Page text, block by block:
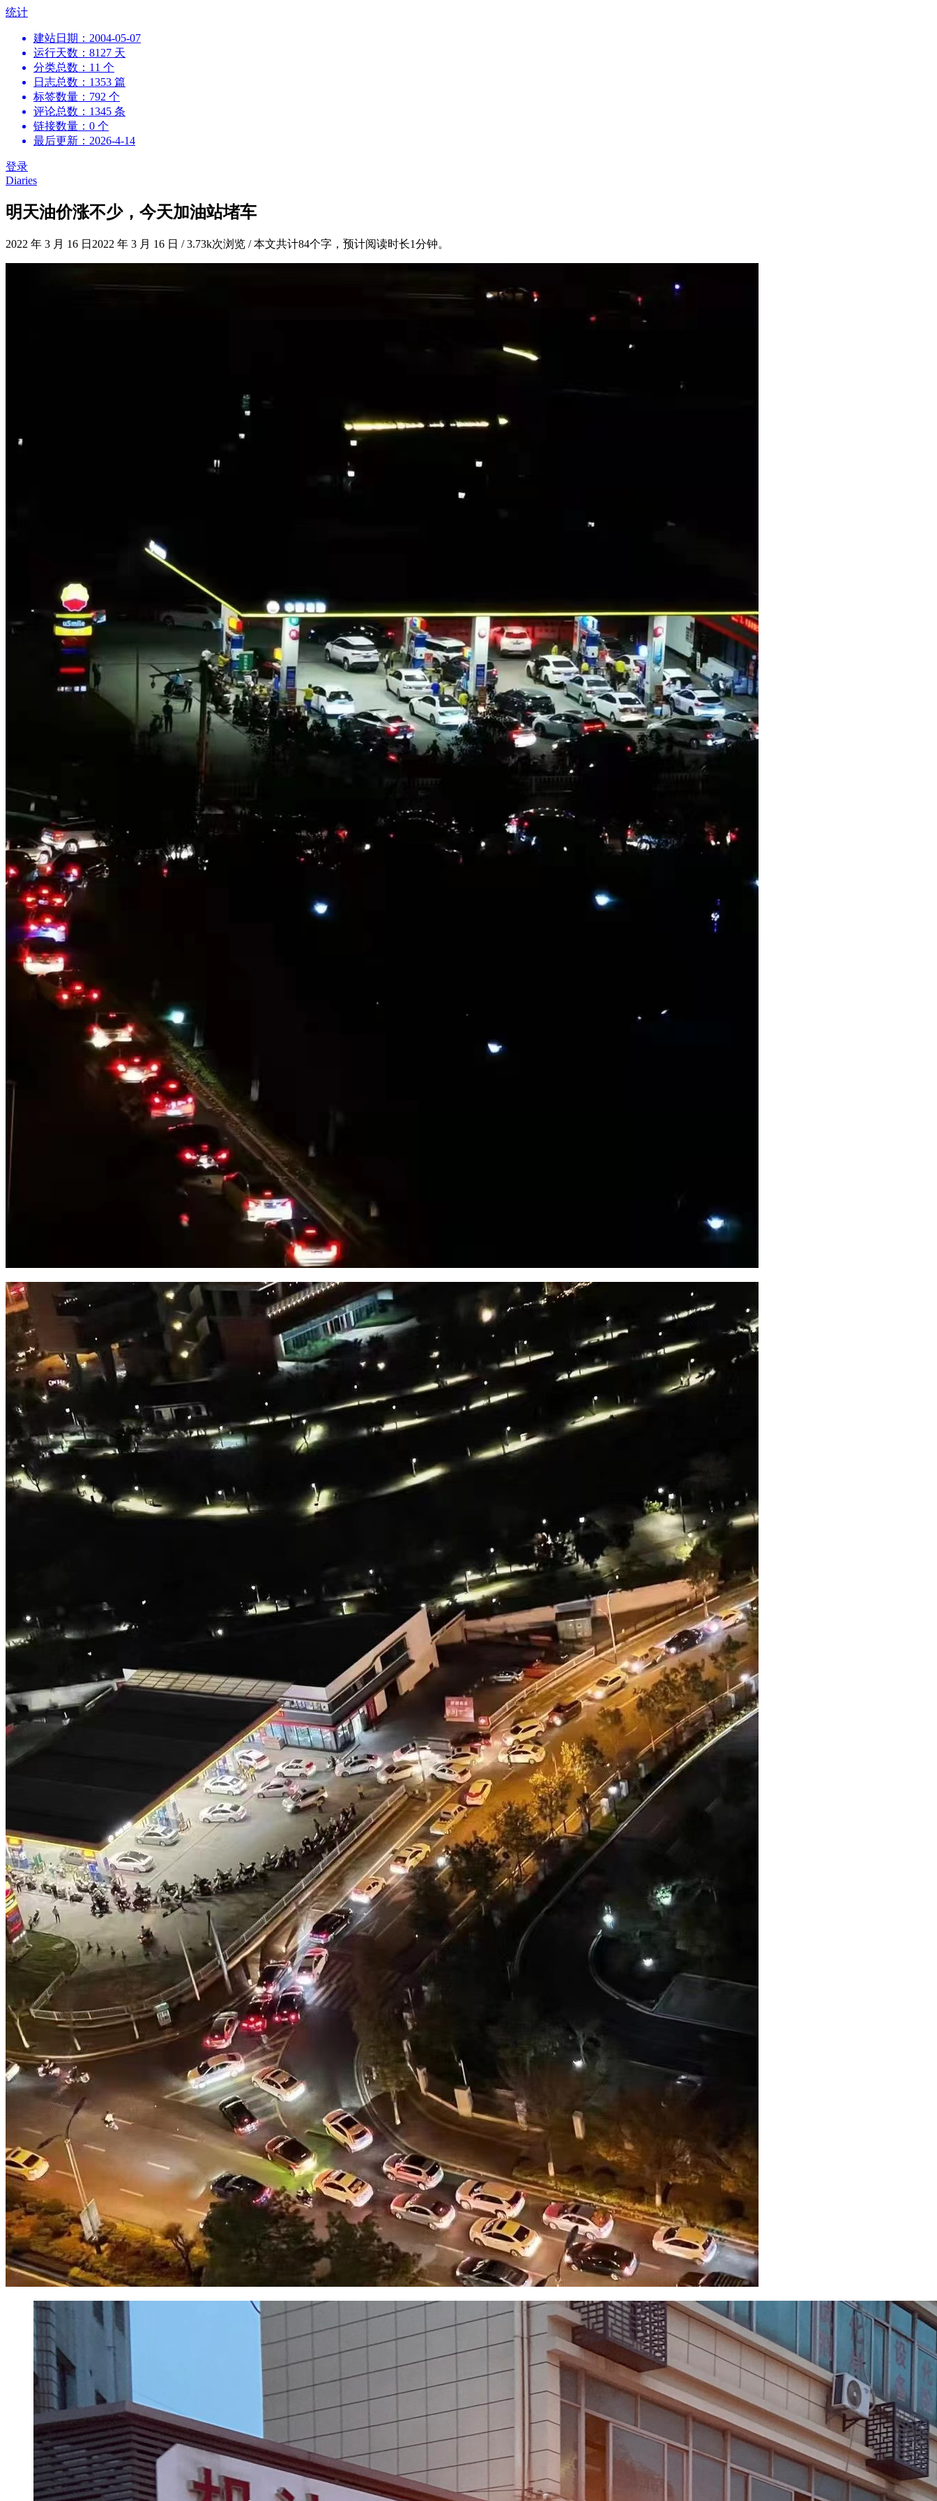
跳
统计
建站日期：2004-05-07
运行天数：8127 天
分类总数：11 个
日志总数：1353 篇
标签数量：792 个
评论总数：1345 条
链接数量：0 个
最后更新：2026-4-14
登录
Diaries
明天油价涨不少，今天加油站堵车
2022 年 3 月 16 日 2022 年 3 月 16 日 /3.73k次浏览 /本文共计84个字，预计阅读时长1分钟。